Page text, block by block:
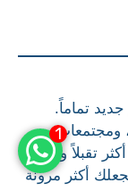
تماماً.
ومجتمعات
تقبلاً وتفهماً
أكثر مرونة
1